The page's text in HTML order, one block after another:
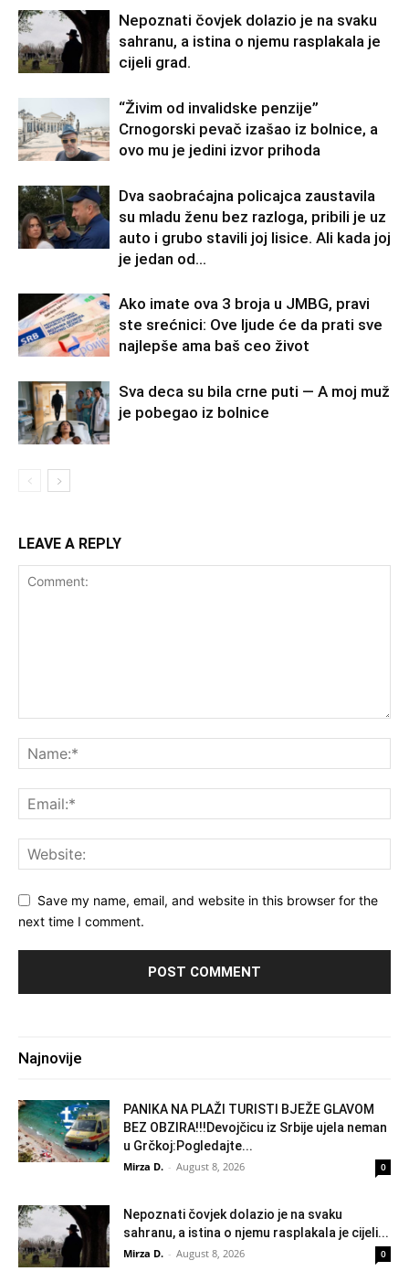
Nepoznati čovjek dolazio je na svaku
sahranu, a istina o njemu rasplakala je
cijeli grad.
“Živim od invalidske penzije”
Crnogorski pevač izašao iz bolnice, a
ovo mu je jedini izvor prihoda
Dva saobraćajna policajca zaustavila
su mladu ženu bez razloga, pribili je uz
auto i grubo stavili joj lisice. Ali kada joj
je jedan od...
Ako imate ova 3 broja u JMBG, pravi
ste srećnici: Ove ljude će da prati sve
najlepše ama baš ceo život
Sva deca su bila crne puti — A moj muž
je pobegao iz bolnice
LEAVE A REPLY
Save my name, email, and website in this browser for the
next time I comment.
Najnovije
PANIKA NA PLAŽI TURISTI BJEŽE GLAVOM
BEZ OBZIRA!!!Devojčicu iz Srbije ujela neman
u Grčkoj:Pogledajte...
Mirza D. - August 8, 2026 0
Nepoznati čovjek dolazio je na svaku
sahranu, a istina o njemu rasplakala je cijeli...
Mirza D. - August 8, 2026 0